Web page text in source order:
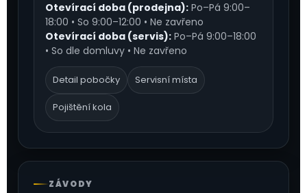
Otevírací doba (prodejna): Po–Pá 9:00–
18:00 • So 9:00–12:00 • Ne zavřeno
Otevírací doba (servis): Po–Pá 9:00–18:00
• So dle domluvy • Ne zavřeno
Detail pobočky Servisní místa
Pojištění kola
ZÁVODY